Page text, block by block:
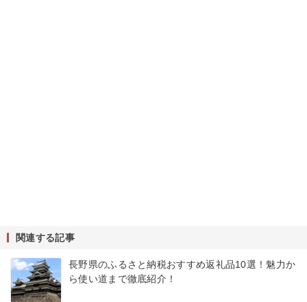
関連する記事
長野県のふるさと納税おすすめ返礼品10選！魅力か
ら使い道まで徹底紹介！